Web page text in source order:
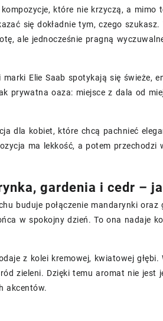
które nie krzyczą, a mimo
się dokładnie tym, czego
ale jednocześnie pragną
marki Elie Saab spotykają się świeże,
prywatna oaza: miejsce z dala od
dla kobiet, które chcą pachnieć
ma lekkość, a potem przechodzi
gardenia i cedr –
buduje połączenie mandarynki
w spokojny dzień. To ona nadaje
z kolei kremowej, kwiatowej
zieleni. Dzięki temu aromat nie jest
akcentów.